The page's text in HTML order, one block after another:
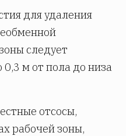
для удаления
следует
м от пола до низа
отсосы,
рабочей зоны,